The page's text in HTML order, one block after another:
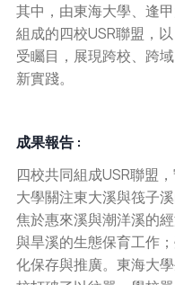
其中，由東海大學、逢
組成的四校USR聯盟，
受矚目，展現跨校、跨
新實踐。
成果報告 :
四校共同組成USR聯盟
大學關注東大溪與筏子
焦於惠來溪與潮洋溪的
與旱溪的生態保育工作
化保存與推廣。東海大